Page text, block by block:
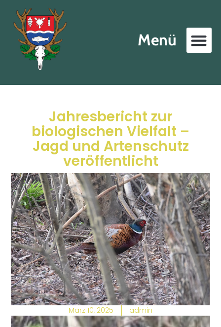
Menü
Jahresbericht zur
biologischen Vielfalt –
Jagd und Artenschutz
veröffentlicht
März 10, 2025 admin